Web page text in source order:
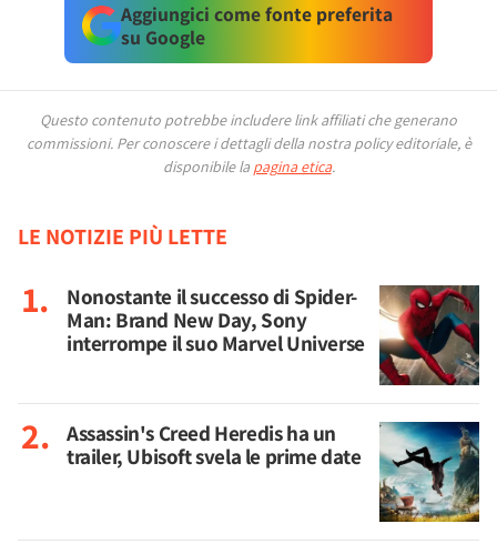
Aggiungici come fonte preferita
su Google
Questo contenuto potrebbe includere link affiliati che generano
commissioni. Per conoscere i dettagli della nostra policy editoriale, è
disponibile la pagina etica.
LE NOTIZIE PIÙ LETTE
Nonostante il successo di Spider-
Man: Brand New Day, Sony
interrompe il suo Marvel Universe
Assassin's Creed Heredis ha un
trailer, Ubisoft svela le prime date